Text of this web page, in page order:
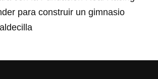
para construir un gimnasio